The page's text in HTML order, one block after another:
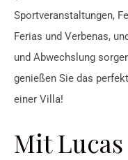
Sportveranstaltungen,
Ferias und Verbenas,
und Abwechslung
genießen Sie das
einer Villa!
Mit Lucas